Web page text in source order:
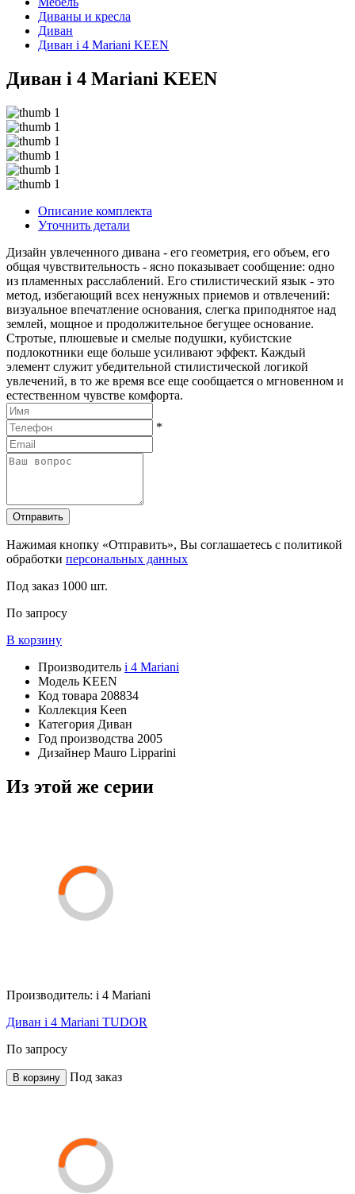
Диваны и кресла
Диван
Диван i 4 Mariani KEEN
Диван i 4 Mariani KEEN
Описание комплекта
Уточнить детали
Дизайн увлеченного дивана - его геометрия, его объем, его
общая чувствительность - ясно показывает сообщение: одно
из пламенных расслаблений. Его стилистический язык - это
метод, избегающий всех ненужных приемов и отвлечений:
визуальное впечатление основания, слегка приподнятое над
землей, мощное и продолжительное бегущее основание.
Стротые, плюшевые и смелые подушки, кубистские
подлокотники еще больше усиливают эффект. Каждый
элемент служит убедительной стилистической логикой
увлечений, в то же время все еще сообщается о мгновенном и
естественном чувстве комфорта.
*
Отправить
Нажимая кнопку «Отправить», Вы соглашаетесь с политикой
обработки персональных данных
Под заказ 1000 шт.
По запросу
В корзину
Производитель i 4 Mariani
Модель KEEN
Код товара 208834
Коллекция Keen
Категория Диван
Год производства 2005
Дизайнер Mauro Lipparini
Из этой же серии
Производитель: i 4 Mariani
Диван i 4 Mariani TUDOR
По запросу
В корзину Под заказ